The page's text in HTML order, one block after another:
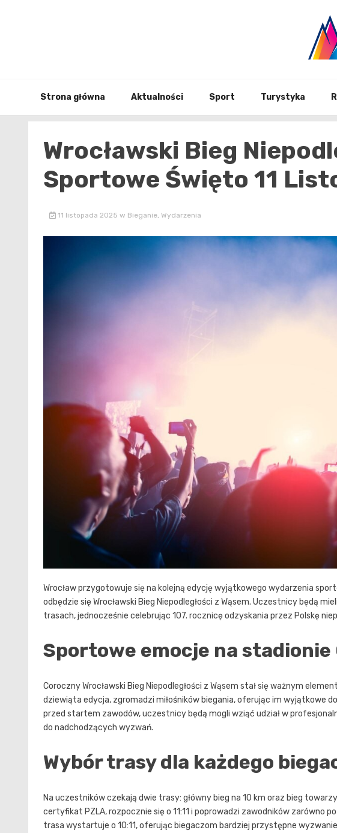
Strona główna Aktualności Sport Turystyka
Wrocławski Bieg
Sportowe Święto 11
11 listopada 2025 w Bieganie, Wydarzenia
Wrocław przygotowuje się na kolejną edycję wyjątkowego wydarzenia
odbędzie się Wrocławski Bieg Niepodległości z Wąsem. Uczestnicy będą
trasach, jednocześnie celebrując 107. rocznicę odzyskania przez Polskę
Sportowe emocje na stadionie
Coroczny Wrocławski Bieg Niepodległości z Wąsem stał się ważnym
dziewiąta edycja, zgromadzi miłośników biegania, oferując im wyjątkowe
przed startem zawodów, uczestnicy będą mogli wziąć udział w
do nadchodzących wyzwań.
Wybór trasy dla każdego
Na uczestników czekają dwie trasy: główny bieg na 10 km oraz bieg
certyfikat PZLA, rozpocznie się o 11:11 i poprowadzi zawodników zarówno
trasa wystartuje o 10:11, oferując biegaczom bardziej przystępne